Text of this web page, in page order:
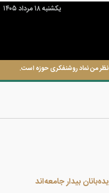
يكشنبه ۱۸ مرداد ۱۴۰۵
نظر من نماد روشنفکری حوزه است.
بیدار جامعه‌اند